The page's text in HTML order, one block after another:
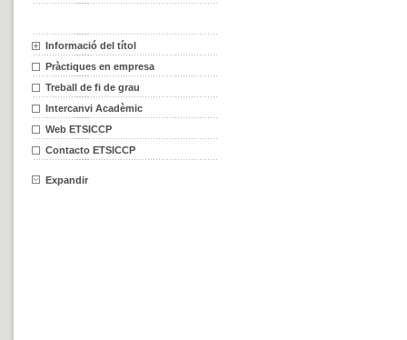
Informació del títol
Pràctiques en empresa
Treball de fi de grau
Intercanvi Acadèmic
Web ETSICCP
Contacto ETSICCP
Expandir